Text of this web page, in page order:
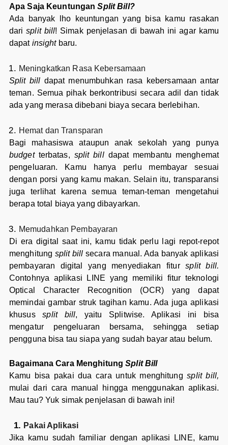
Apa Saja KeuntunganSplit Bill?
Ada banyak lho keuntungan yang bisa kamu rasakan
darisplit bill! Simak penjelasan di bawah ini agar kamu
dapat insight baru.
Meningkatkan Rasa Kebersamaan
Split bill dapat menumbuhkan rasa kebersamaan antar
teman. Semua pihak berkontribusi secara adil dan tidak
ada yang merasa dibebani biaya secara berlebihan.
Hemat dan Transparan
Bagi mahasiswa ataupun anak sekolah yang punya
budget terbatas, split bill dapat membantu menghemat
pengeluaran. Kamu hanya perlu membayar sesuai
dengan porsi yang kamu makan. Selain itu, transparansi
juga terlihat karena semua teman-teman mengetahui
berapa total biaya yang dibayarkan.
Memudahkan Pembayaran
Di era digital saat ini, kamu tidak perlu lagi repot-repot
menghitung split billsecara manual. Ada banyak aplikasi
pembayaran digital yang menyediakan fitursplit bill.
Contohnya aplikasi LINE yang memiliki fitur teknologi
Optical Character Recognition (OCR) yang dapat
memindai gambar struk tagihan kamu. Ada juga aplikasi
khusussplit bill, yaitu Splitwise. Aplikasi ini bisa
mengatur pengeluaran bersama, sehingga setiap
pengguna bisa tau siapa yang sudah bayar atau belum.
Bagaimana Cara MenghitungSplit Bill
Kamu bisa pakai dua cara untuk menghitungsplit bill,
mulai dari cara manual hingga menggunakan aplikasi.
Mau tau? Yuk simak penjelasan di bawah ini!
Pakai Aplikasi
Jika kamu sudah familiar dengan aplikasi LINE, kamu